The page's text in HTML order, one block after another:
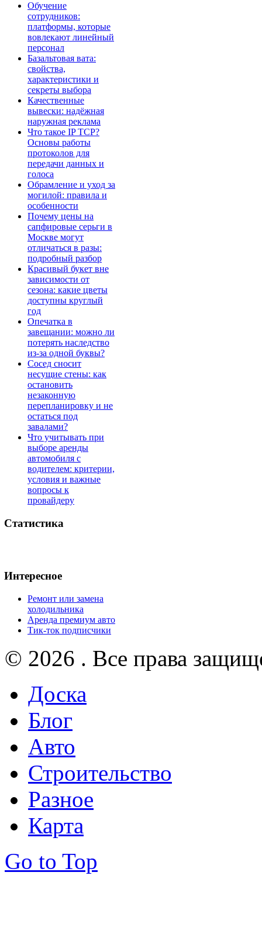
Обучение
сотрудников:
платформы, которые
вовлекают линейный
персонал
Базальтовая вата:
свойства,
характеристики и
секреты выбора
Качественные
вывески: надёжная
наружная реклама
Что такое IP TCP?
Основы работы
протоколов для
передачи данных и
голоса
Обрамление и уход за
могилой: правила и
особенности
Почему цены на
сапфировые серьги в
Москве могут
отличаться в разы:
подробный разбор
Красивый букет вне
зависимости от
сезона: какие цветы
доступны круглый
год
Опечатка в
завещании: можно ли
потерять наследство
из-за одной буквы?
Сосед сносит
несущие стены: как
остановить
незаконную
перепланировку и не
остаться под
завалами?
Что учитывать при
выборе аренды
автомобиля с
водителем: критерии,
условия и важные
вопросы к
провайдеру
Статистика
Интересное
Ремонт или замена
холодильника
Аренда премиум авто
Тик-ток подписчики
© 2026 . Все права
Доска
Блог
Авто
Строительство
Разное
Карта
Go to Top